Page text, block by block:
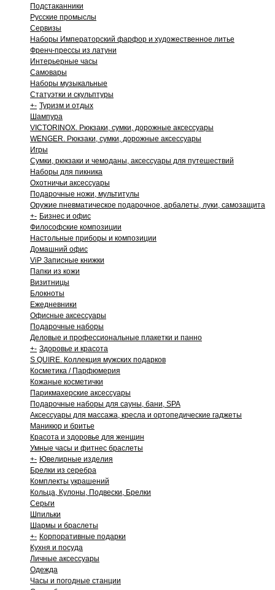
Подстаканники
Русские промыслы
Сервизы
Наборы Императорский фарфор и художественное литье
Френч-прессы из латуни
Интерьерные часы
Самовары
Наборы музыкальные
Статуэтки и скульптуры
+- Туризм и отдых
Шампура
VICTORINOX. Рюкзаки, сумки, дорожные аксессуары
WENGER. Рюкзаки, сумки, дорожные аксессуары
Игры
Сумки, рюкзаки и чемоданы, аксессуары для путешествий
Наборы для пикника
Охотничьи аксессуары
Подарочные ножи, мультитулы
Оружие пневматическое подарочное, арбалеты, луки, самозащита
+- Бизнес и офис
Философские композиции
Настольные приборы и композиции
Домашний офис
ViP Записные книжки
Папки из кожи
Визитницы
Блокноты
Ежедневники
Офисные аксессуары
Подарочные наборы
Деловые и профессиональные плакетки и панно
+- Здоровье и красота
S QUIRE. Коллекция мужских подарков
Косметика / Парфюмерия
Кожаные косметички
Парикмахерские аксессуары
Подарочные наборы для сауны, бани, SPA
Аксессуары для массажа, кресла и ортопедические гаджеты
Маникюр и бритье
Красота и здоровье для женщин
Умные часы и фитнес браслеты
+- Ювелирные изделия
Брелки из серебра
Комплекты украшений
Кольца, Кулоны, Подвески, Брелки
Серьги
Шпильки
Шармы и браслеты
+- Корпоративные подарки
Кухня и посуда
Личные аксессуары
Одежда
Часы и погодные станции